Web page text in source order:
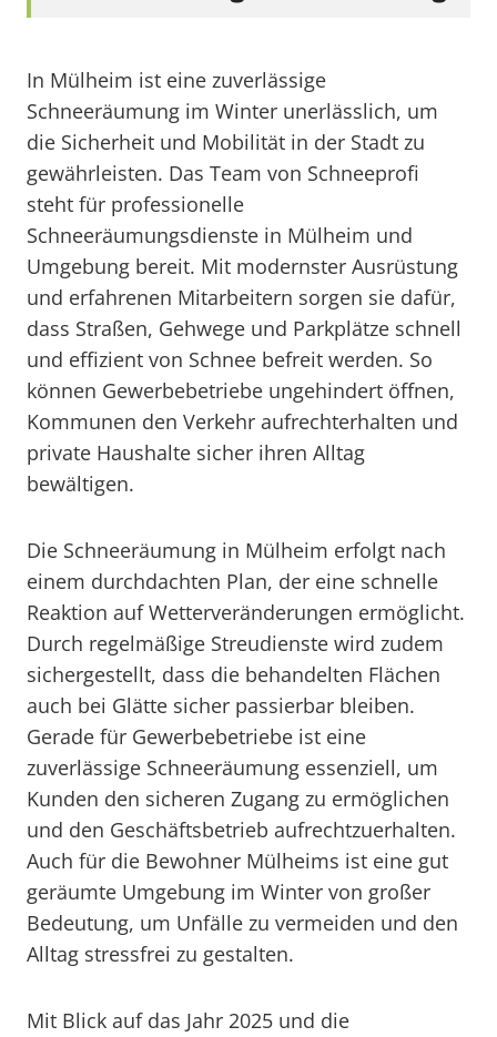
In Mülheim ist eine zuverlässige
Schneeräumung im Winter unerlässlich, um
die Sicherheit und Mobilität in der Stadt zu
gewährleisten. Das Team von Schneeprofi
steht für professionelle
Schneeräumungsdienste in Mülheim und
Umgebung bereit. Mit modernster Ausrüstung
und erfahrenen Mitarbeitern sorgen sie dafür,
dass Straßen, Gehwege und Parkplätze schnell
und effizient von Schnee befreit werden. So
können Gewerbebetriebe ungehindert öffnen,
Kommunen den Verkehr aufrechterhalten und
private Haushalte sicher ihren Alltag
bewältigen.
Die Schneeräumung in Mülheim erfolgt nach
einem durchdachten Plan, der eine schnelle
Reaktion auf Wetterveränderungen ermöglicht.
Durch regelmäßige Streudienste wird zudem
sichergestellt, dass die behandelten Flächen
auch bei Glätte sicher passierbar bleiben.
Gerade für Gewerbebetriebe ist eine
zuverlässige Schneeräumung essenziell, um
Kunden den sicheren Zugang zu ermöglichen
und den Geschäftsbetrieb aufrechtzuerhalten.
Auch für die Bewohner Mülheims ist eine gut
geräumte Umgebung im Winter von großer
Bedeutung, um Unfälle zu vermeiden und den
Alltag stressfrei zu gestalten.
Mit Blick auf das Jahr 2025 und die